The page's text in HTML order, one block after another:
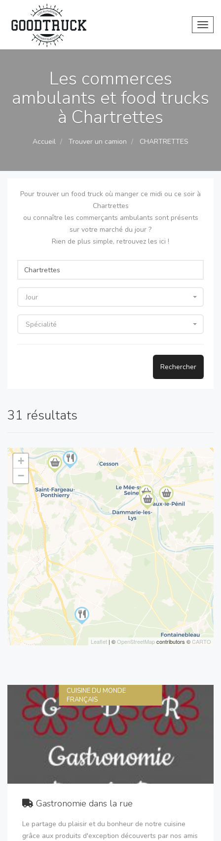
Les commerces
ambulants et food trucks
à Chartrettes
Accueil Trouver un camion CHARTRETTES
Pour trouver un food truck où manger ce midi ou ce soir à
Chartrettes
ou connaître les commerçants ambulants sont présents
sur votre marché du jour ?
Rien de plus simple, retrouvez les ici !
Jour
Spécialité
Rechercher
31 résultats
+
−
Leaflet | ©OpenStreetMapcontributors ©CARTO
CUISINE DU MONDE
FRANÇAIS
Gastronomie dans la rue
Le partage du plaisir et du bonheur de notre cuisine
grâce aux produits d'exception découverts par nos amis